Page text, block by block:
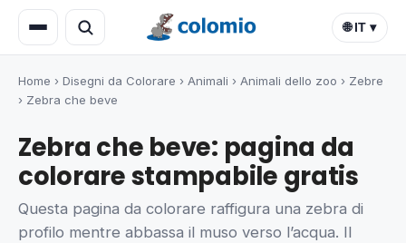
🌐 IT ▾
Home › Disegni da Colorare › Animali › Animali dello zoo › Zebre
› Zebra che beve
Zebra che beve: pagina da
colorare stampabile gratis
Questa pagina da colorare raffigura una zebra di
profilo mentre abbassa il muso verso l’acqua. Il